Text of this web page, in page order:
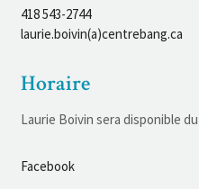
418 543-2744
laurie.boivin(a)centrebang.ca
Horaire
Laurie Boivin sera disponible
Facebook